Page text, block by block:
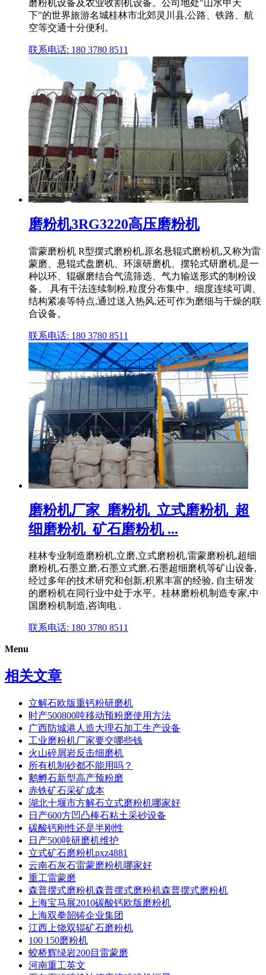
磨粉机设备及农业收割机设备。公司地处"山水甲天
下"的世界旅游名城桂林市北郊灵川县,公路、铁路、航
空等交通十分便利。
联系电话: 180 3780 8511
磨粉机3RG3220高压磨粉机
雷蒙磨粉机 R型摆式磨粉机,原名悬辊式磨粉机,又称为雷
蒙磨、悬辊式盘磨机、环滚研磨机、摆轮式研磨机,是一
种以环、辊碾磨结合气流筛选、气力输送形式的制粉设
备。 具有干法连续制粉,粒度分布集中、细度连续可调、
结构紧凑等特点,通过送入热风,还可作为磨细与干燥的联
合设备。
联系电话: 180 3780 8511
磨粉机厂家_磨粉机_立式磨粉机_超
细磨粉机_矿石磨粉机 ...
桂林专业制造磨粉机,立磨,立式磨粉机,雷蒙磨粉机,超细
磨粉机,石墨立磨,石墨立式磨,石墨超细磨机等矿山设备,
经过多年的技术研究和创新,积累丰富的经验, 自主研发
的磨粉机在同行业中处于水平。桂林磨粉机制造专家,中
国磨粉机制造,咨询电 .
联系电话: 180 3780 8511
Menu
相关文章
立解石欧版重钙粉研磨机
时产500800吨移动预粉磨使用方法
广西防城港人造大理石加工生产设备
工业磨粉机厂家要交哪些钱
火山碎屑岩反击细磨机
所有机制砂都不能用吗？
鹅孵石新型高产预粉磨
赤铁矿石采矿成本
湖北十堰市方解石立式磨粉机哪家好
日产600方凹凸棒石粘土采砂设备
碳酸钙刚性还是半刚性
日产500吨研磨机维护
立式矿石磨粉机pxz4881
云南石灰石雷蒙磨粉机哪家好
重工雷蒙磨
森普摆式磨粉机森普摆式磨粉机森普摆式磨粉机
上海宝马展2010碳酸钙欧版磨粉机
上海双拳韶铸企业集团
江西上饶双辊矿石磨粉机
100 150磨粉机
蛟桥辉绿岩200目雷蒙磨
河南重工英文